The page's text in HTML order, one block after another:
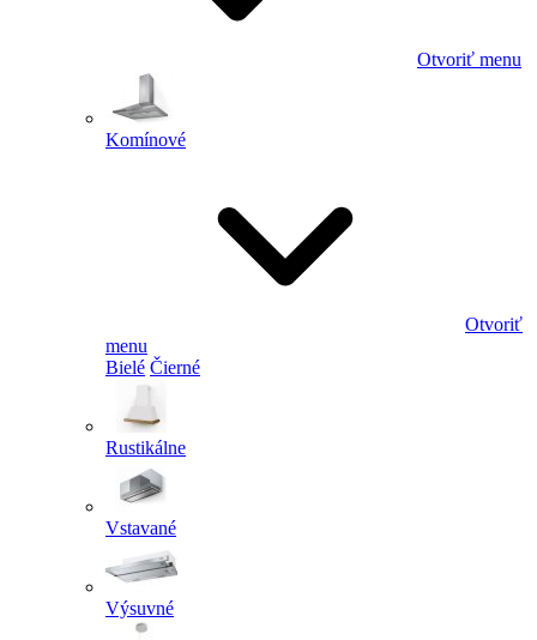
Otvoriť menu
Komínové
Otvoriť
menu
Bielé Čierné
Rustikálne
Vstavané
Výsuvné